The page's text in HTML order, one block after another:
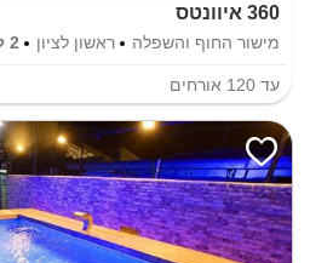
360 איוונטס
מישור החוף והשפלה ראשון לציון 2 לופטים
עד 120 אורחים